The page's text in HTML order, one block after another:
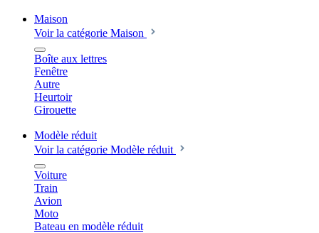
Maison
Voir la catégorie Maison
Boîte aux lettres
Fenêtre
Autre
Heurtoir
Girouette
Modèle réduit
Voir la catégorie Modèle réduit
Voiture
Train
Avion
Moto
Bateau en modèle réduit